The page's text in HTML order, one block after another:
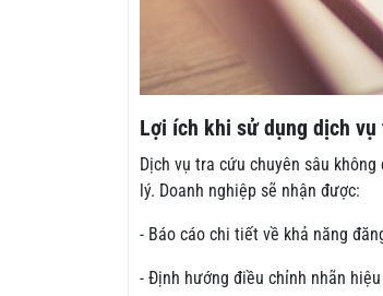
Lợi ích khi sử dụng dịch
Dịch vụ tra cứu chuyên sâu
lý. Doanh nghiệp sẽ nhận được:
- Báo cáo chi tiết về khả năng
- Định hướng điều chỉnh nhãn